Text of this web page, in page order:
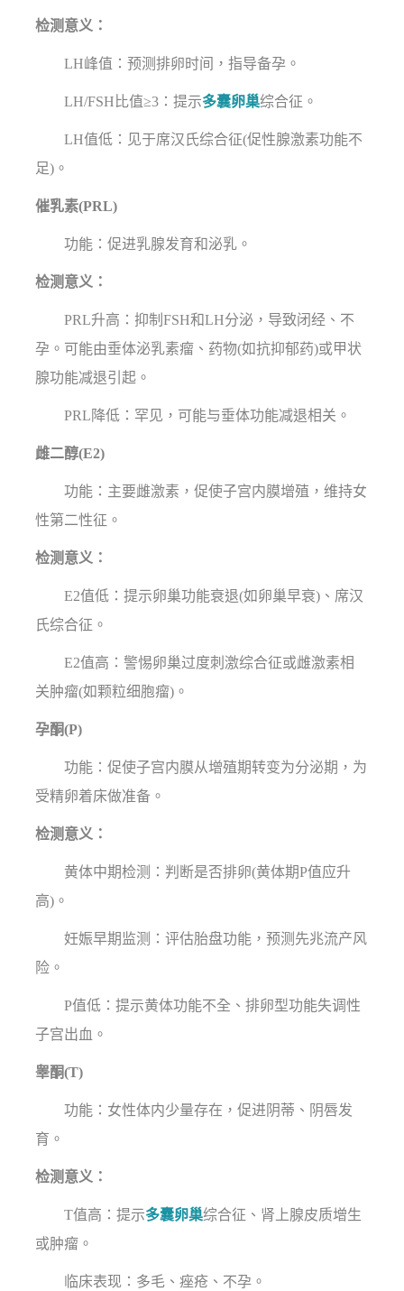
检测意义：
LH峰值：预测排卵时间，指导备孕。
LH/FSH比值≥3：提示多囊卵巢综合征。
LH值低：见于席汉氏综合征(促性腺激素功能不
足)。
催乳素(PRL)
功能：促进乳腺发育和泌乳。
检测意义：
PRL升高：抑制FSH和LH分泌，导致闭经、不
孕。可能由垂体泌乳素瘤、药物(如抗抑郁药)或甲状
腺功能减退引起。
PRL降低：罕见，可能与垂体功能减退相关。
雌二醇(E2)
功能：主要雌激素，促使子宫内膜增殖，维持女
性第二性征。
检测意义：
E2值低：提示卵巢功能衰退(如卵巢早衰)、席汉
氏综合征。
E2值高：警惕卵巢过度刺激综合征或雌激素相
关肿瘤(如颗粒细胞瘤)。
孕酮(P)
功能：促使子宫内膜从增殖期转变为分泌期，为
受精卵着床做准备。
检测意义：
黄体中期检测：判断是否排卵(黄体期P值应升
高)。
妊娠早期监测：评估胎盘功能，预测先兆流产风
险。
P值低：提示黄体功能不全、排卵型功能失调性
子宫出血。
睾酮(T)
功能：女性体内少量存在，促进阴蒂、阴唇发
育。
检测意义：
T值高：提示多囊卵巢综合征、肾上腺皮质增生
或肿瘤。
临床表现：多毛、痤疮、不孕。